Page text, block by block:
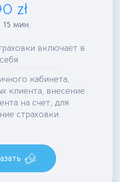
zł
15 мин.
включает в
себя:
кабинета,
клиента, внесение
на счет, для
страховки.